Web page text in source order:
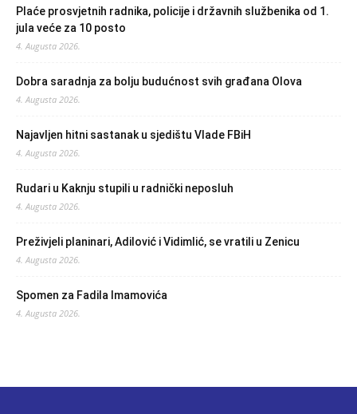
Plaće prosvjetnih radnika, policije i državnih službenika od 1.
jula veće za 10 posto
4. Augusta 2026.
Dobra saradnja za bolju budućnost svih građana Olova
4. Augusta 2026.
Najavljen hitni sastanak u sjedištu Vlade FBiH
4. Augusta 2026.
Rudari u Kaknju stupili u radnički neposluh
4. Augusta 2026.
Preživjeli planinari, Adilović i Vidimlić, se vratili u Zenicu
4. Augusta 2026.
Spomen za Fadila Imamovića
4. Augusta 2026.